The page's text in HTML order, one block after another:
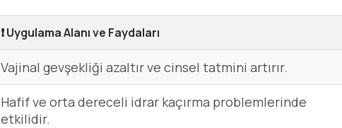
❗Uygulama Alanı ve Faydaları
Vajinal gevşekliği azaltır ve cinsel tatmini artırır.
Hafif ve orta dereceli idrar kaçırma problemlerinde
etkilidir.